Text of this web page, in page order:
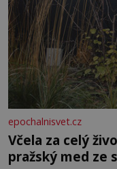
epochalnisvet.cz
Včela za celý
pražský med ze